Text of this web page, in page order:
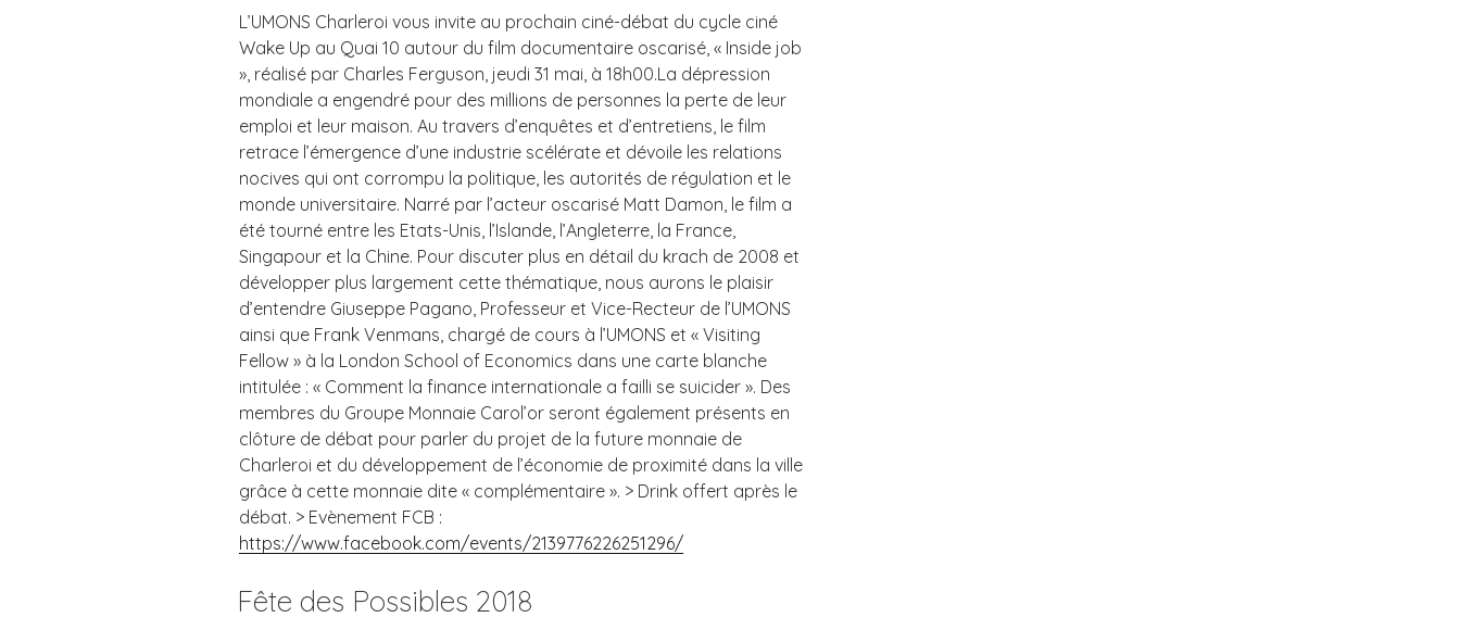
L’UMONS Charleroi vous invite au prochain ciné-débat du cycle ciné
Wake Up au Quai 10 autour du film documentaire oscarisé, « Inside job
», réalisé par Charles Ferguson, jeudi 31 mai, à 18h00.La dépression
mondiale a engendré pour des millions de personnes la perte de leur
emploi et leur maison. Au travers d’enquêtes et d’entretiens, le film
retrace l’émergence d’une industrie scélérate et dévoile les relations
nocives qui ont corrompu la politique, les autorités de régulation et le
monde universitaire. Narré par l’acteur oscarisé Matt Damon, le film a
été tourné entre les Etats-Unis, l’Islande, l’Angleterre, la France,
Singapour et la Chine. Pour discuter plus en détail du krach de 2008 et
développer plus largement cette thématique, nous aurons le plaisir
d’entendre Giuseppe Pagano, Professeur et Vice-Recteur de l’UMONS
ainsi que Frank Venmans, chargé de cours à l’UMONS et « Visiting
Fellow » à la London School of Economics dans une carte blanche
intitulée : « Comment la finance internationale a failli se suicider ». Des
membres du Groupe Monnaie Carol’or seront également présents en
clôture de débat pour parler du projet de la future monnaie de
Charleroi et du développement de l’économie de proximité dans la ville
grâce à cette monnaie dite « complémentaire ». > Drink offert après le
débat. > Evènement FCB :
https://www.facebook.com/events/2139776226251296/
Fête des Possibles 2018